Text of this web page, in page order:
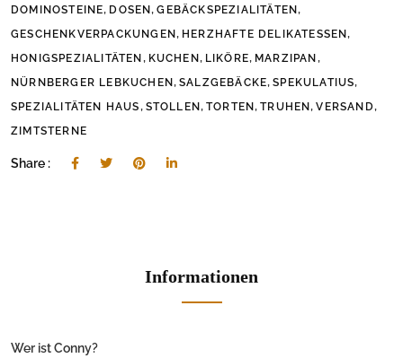
DOMINOSTEINE, DOSEN,GEBÄCKSPEZIALITÄTEN,
GESCHENKVERPACKUNGEN, HERZHAFTE DELIKATESSEN,
HONIGSPEZIALITÄTEN, KUCHEN, LIKÖRE, MARZIPAN,
NÜRNBERGER LEBKUCHEN, SALZGEBÄCKE,SPEKULATIUS,
SPEZIALITÄTEN HAUS, STOLLEN,TORTEN,TRUHEN,VERSAND,
ZIMTSTERNE
Share :
Informationen
Wer ist Conny?